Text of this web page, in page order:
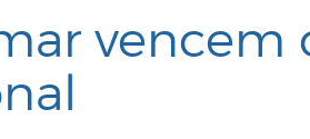
vencem